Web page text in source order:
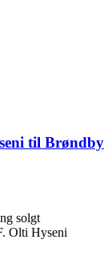
til Brøndby
solgt
Olti Hyseni